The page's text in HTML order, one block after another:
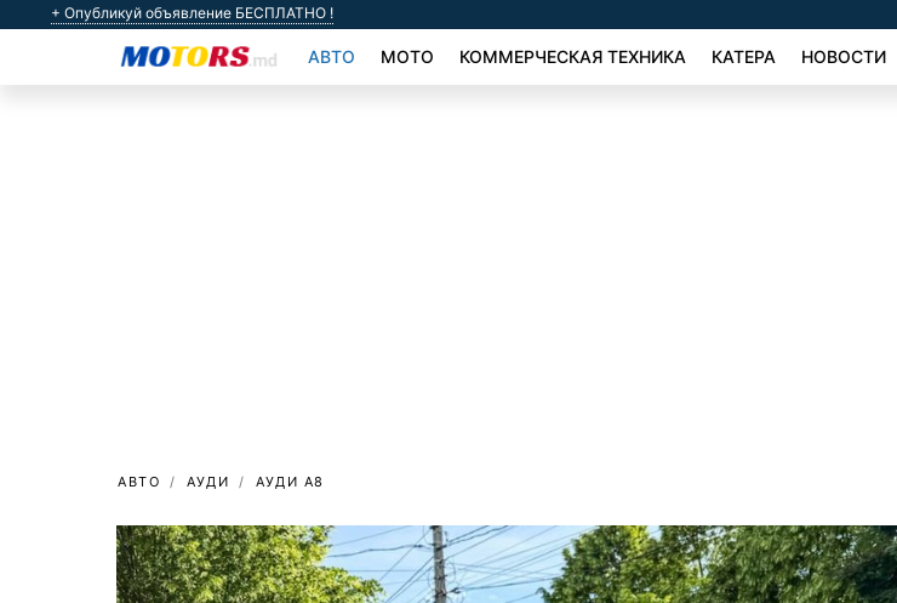
+ Опубликуй объявление БЕСПЛАТНО !
АВТО МОТО КОММЕРЧЕСКАЯ ТЕХНИКА КАТЕРА НОВОСТИ
АВТО АУДИ АУДИ A8